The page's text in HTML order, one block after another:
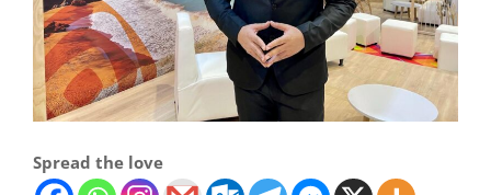
Spread the love